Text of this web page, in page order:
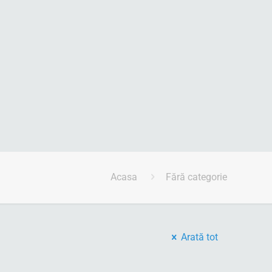
Acasa Fără categorie
Arată tot